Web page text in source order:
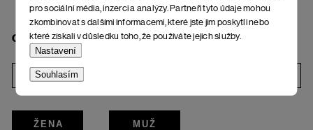
pro sociální média, inzerci a analýzy. Partneři tyto údaje mohou
zkombinovat s dalšími informacemi, které jste jim poskytli nebo
které získali v důsledku toho, že používáte jejich služby.
Nastavení
Souhlasím
Chci odebírat newsletter
ŽENA MUŽ